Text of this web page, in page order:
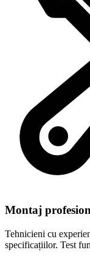
Montaj
Tehnicieni cu
specificațiilor. Test